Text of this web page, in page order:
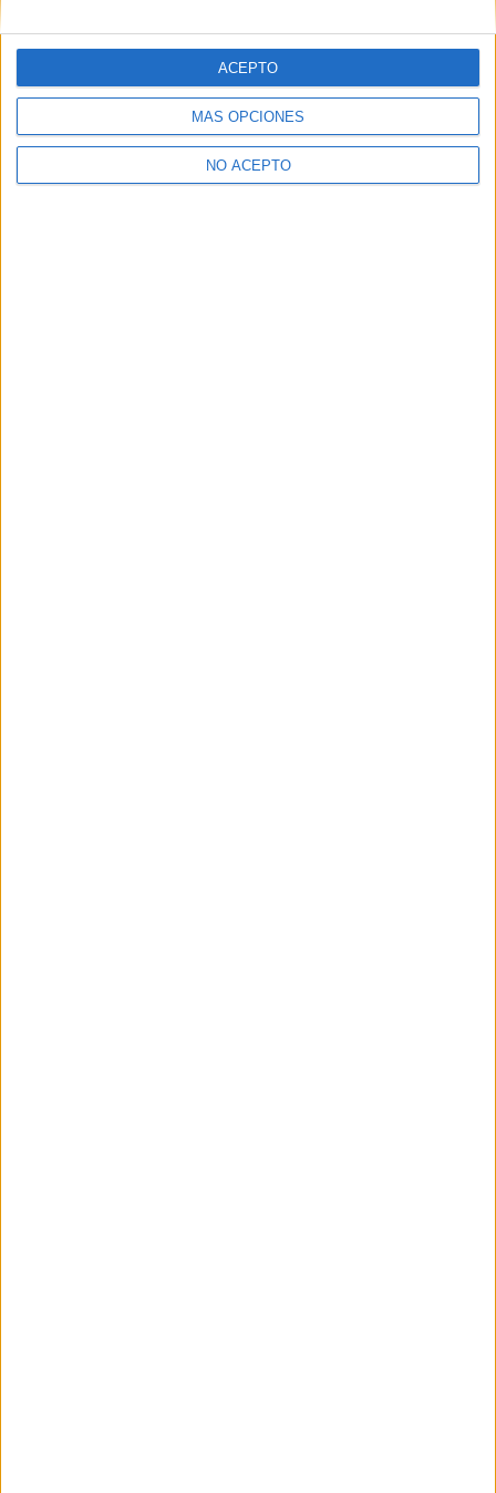
MÁS OPCIONES
NO ACEPTO
ACEPTO